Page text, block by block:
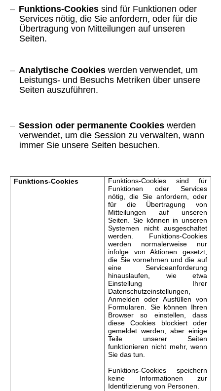
– Funktions-Cookies sind für Funktionen oder
Services nötig, die Sie anfordern, oder für die
Übertragung von Mitteilungen auf unseren
Seiten.
– Analytische Cookies werden verwendet, um
Leistungs- und Besuchs Metriken über unsere
Seiten auszuführen.
– Session oder permanente Cookies werden
verwendet, um die Session zu verwalten, wann
immer Sie unsere Seiten besuchen.
Funktions-Cookies
Funktions-Cookies sind für
Funktionen oder Services
nötig, die Sie anfordern, oder
für die Übertragung von
Mitteilungen auf unseren
Seiten. Sie können in unseren
Systemen nicht ausgeschaltet
werden. Funktions-Cookies
werden normalerweise nur
infolge von Aktionen gesetzt,
die Sie vornehmen und die auf
eine Serviceanforderung
hinauslaufen, wie etwa
Einstellung Ihrer
Datenschutzeinstellungen,
Anmelden oder Ausfüllen von
Formularen. Sie können Ihren
Browser so einstellen, dass
diese Cookies blockiert oder
gemeldet werden, aber einige
Teile unserer Seiten
funktionieren nicht mehr, wenn
Sie das tun.
Funktions-Cookies speichern
keine Informationen zur
Identifizierung von Personen.